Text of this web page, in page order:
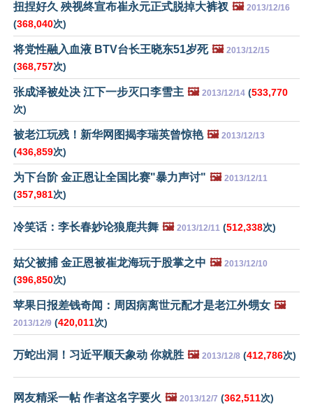
扭捏好久 殃视终宣布崔永元正式脱掉大裤衩 🖼️ 2013/12/16
(368,040次)
将党性融入血液 BTV台长王晓东51岁死 🖼️ 2013/12/15
(368,757次)
张成泽被处决 江下一步灭口李雪主 🖼️ 2013/12/14 (533,770
次)
被老江玩残！新华网图揭李瑞英曾惊艳 🖼️ 2013/12/13
(436,859次)
为下台阶 金正恩让全国比赛"暴力声讨" 🖼️ 2013/12/11
(357,981次)
冷笑话：李长春妙论狼鹿共舞 🖼️ 2013/12/11 (512,338次)
姑父被捕 金正恩被崔龙海玩于股掌之中 🖼️ 2013/12/10
(396,850次)
苹果日报差钱奇闻：周因病离世元配才是老江外甥女 🖼️
2013/12/9 (420,011次)
万蛇出洞！习近平顺天象动 你就胜 🖼️ 2013/12/8 (412,786次)
网友精采一帖 作者这名字要火 🖼️ 2013/12/7 (362,511次)